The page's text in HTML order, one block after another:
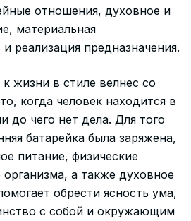
отношения, духовное и
материальная
реализация предназначения.
жизни в стиле велнес со
когда человек находится в
до чего нет дела. Для того
батарейка была заряжена,
питание, физические
а также духовное
обрести ясность ума,
с собой и окружающим